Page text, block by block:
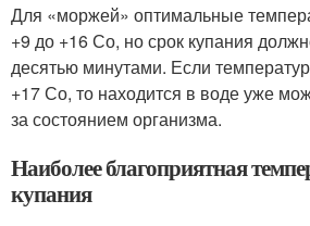
Для «моржей» оптимальные
+9 до +16 Со, но срок купания
десятью минутами. Если
+17 Со, то находится в воде уже
за состоянием организма.
Наиболее благоприятная
купания